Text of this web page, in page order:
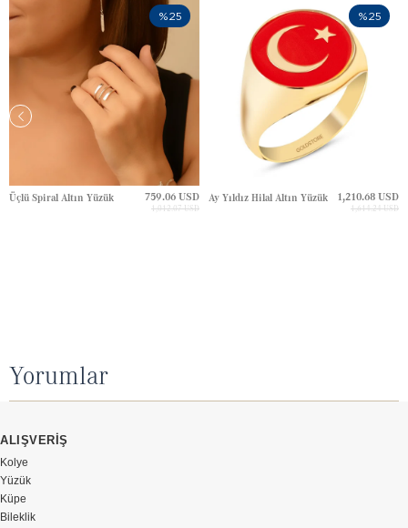
Üçlü Spiral Altın Yüzük 759.06 USD
1,012.07 USD
%25
Ay Yıldız Hilal Altın Yüzük 1,210.68 USD
1,614.24 USD
%25
Yorumlar
ALIŞVERİŞ
Kolye
Yüzük
Küpe
Bileklik